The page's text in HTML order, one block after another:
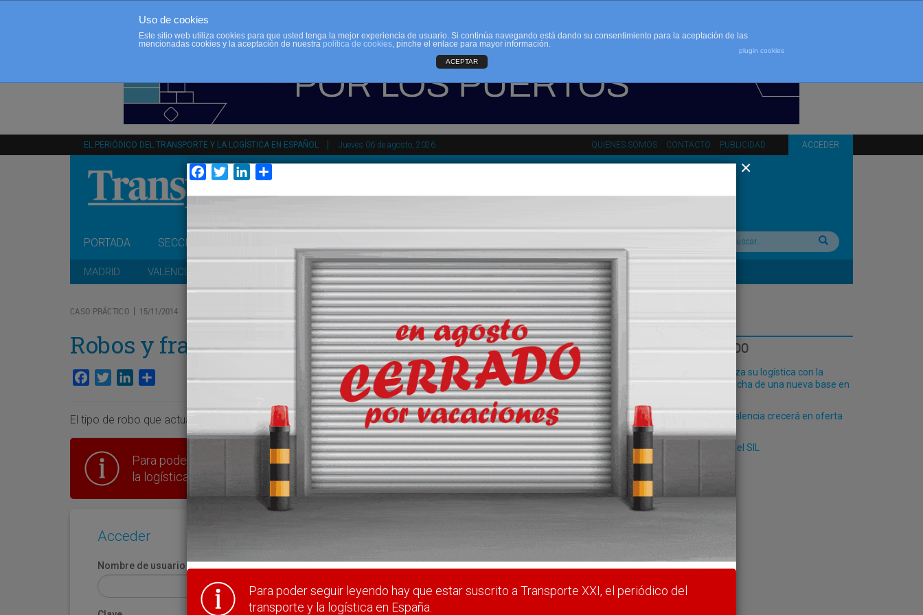
QUIENES SOMOS CONTACTO PUBLICIDAD ACCEDER
EL PERIÓDICO DEL TRANSPORTE Y LA LOGÍSTICA EN ESPAÑOL Jueves 06 de agosto, 2026
PORTADA SECCIONES
MADRID VALENCIA ANDALUCÍA PAÍS VASCO ESPAÑA INTERNACIONAL
CASO PRÁCTICO| 15/11/2014
Robos y fraudes
Facebook
TwitterLinkedInCompartir
El tipo de robo que actualmente más preocupa es el que tiene que ver con la manipulación de documentos
Para poder seguir leyendo hay que estar suscrito a Transporte XXI, el periódico del transporte y
la logística en España.
Acceder
Nombre de usuario Nombre de usuario (elija un nombre)*
LO MÁS LEÍDO
Fribasa refuerza su logística con la
puesta en marcha de una nueva base en
El Puerto de Valencia crecerá en oferta
Nos vemos en el SIL
Uso de cookies
Este sitio web utiliza cookies para que usted tenga la mejor experiencia de usuario. Si continúa navegando está dando su consentimiento para la aceptación de las
mencionadas cookies y la aceptación de nuestra política de cookies, pinche el enlace para mayor información.
plugin cookies
ACEPTAR
Facebook
TwitterLinkedIn
Para poder seguir leyendo hay que estar suscrito a Transporte XXI, el periódico del
transporte y la logística en España.